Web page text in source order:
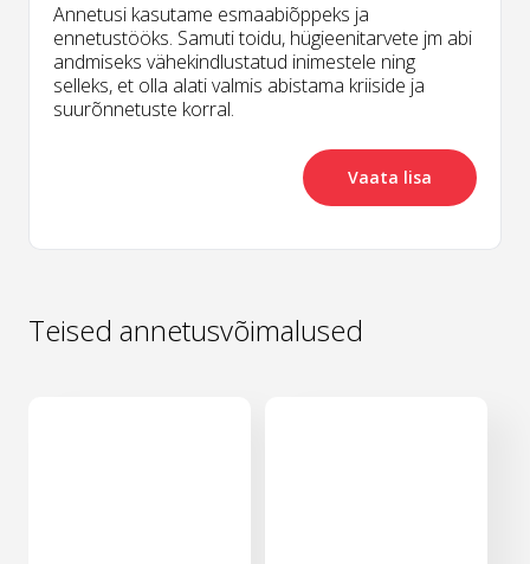
Annetusi kasutame esmaabiõppeks ja
ennetustööks. Samuti toidu, hügieenitarvete jm abi
andmiseks vähekindlustatud inimestele ning
selleks, et olla alati valmis abistama kriiside ja
suurõnnetuste korral.
Vaata lisa
Teised annetusvõimalused